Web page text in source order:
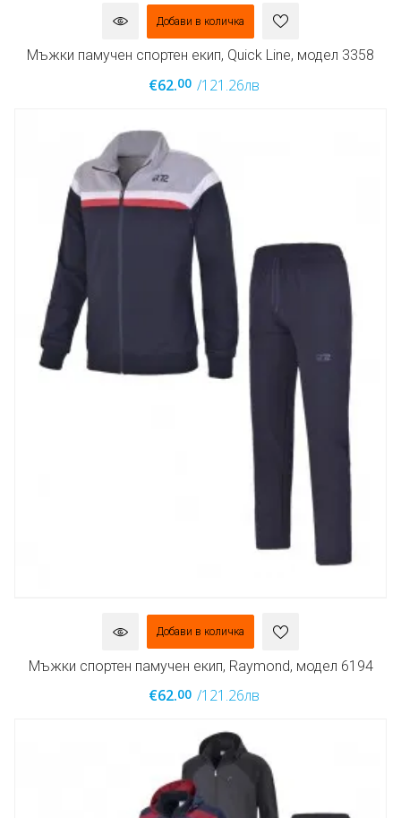
Добави в количка
Мъжки памучен спортен екип, Quick Line, модел 3358
€62.00 /121.26лв
Добави в количка
Мъжки спортен памучен екип, Raymond, модел 6194
€62.00 /121.26лв